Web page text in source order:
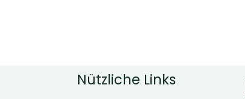
Nützliche Links